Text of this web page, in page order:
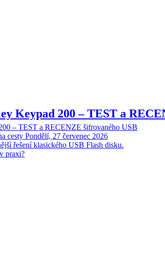
Keypad 200 – TEST a
– TEST a RECENZE šifrovaného USB
cesty Pondělí, 27 červenec 2026
řešení klasického USB Flash disku.
praxi?